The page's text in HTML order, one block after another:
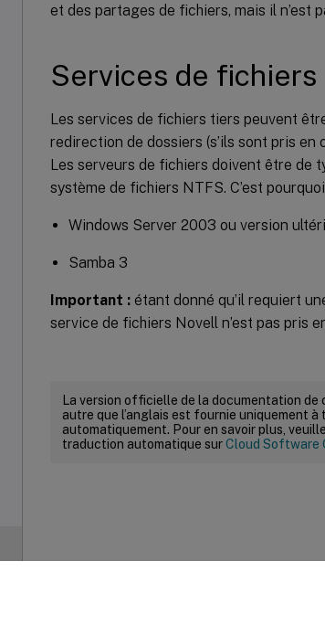
et des partages de fichiers, mais il n’est
Services de fichiers
Les services de fichiers tiers peuvent
redirection de dossiers (s’ils sont pris en
Les serveurs de fichiers doivent être de
système de fichiers NTFS. C’est
Windows Server 2003 ou version
Samba 3
Important : étant donné qu’il requiert
service de fichiers Novell n’est pas pris
La version officielle de la documentation de
autre que l’anglais est fournie uniquement
automatiquement. Pour en savoir plus,
traduction automatique surCloud Software